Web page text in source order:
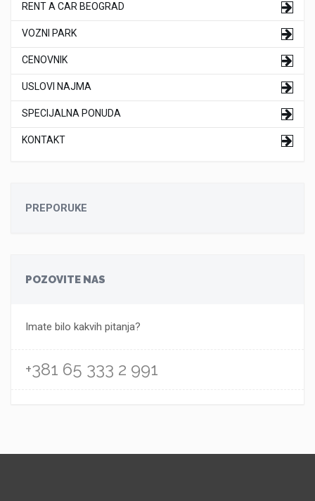
RENT A CAR BEOGRAD
VOZNI PARK
CENOVNIK
USLOVI NAJMA
SPECIJALNA PONUDA
KONTAKT
PREPORUKE
POZOVITE NAS
Imate bilo kakvih pitanja?
+381 65 333 2 991